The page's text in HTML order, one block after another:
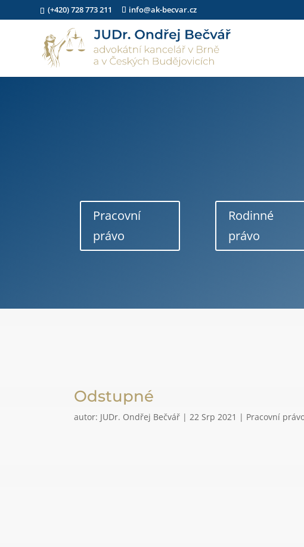
(+420) 728 773 211 info@ak-becvar.cz
Pracovní
právo
Rodinné
právo
Odstupné
autor: JUDr. Ondřej Bečvář| 22 Srp 2021 | Pracovní